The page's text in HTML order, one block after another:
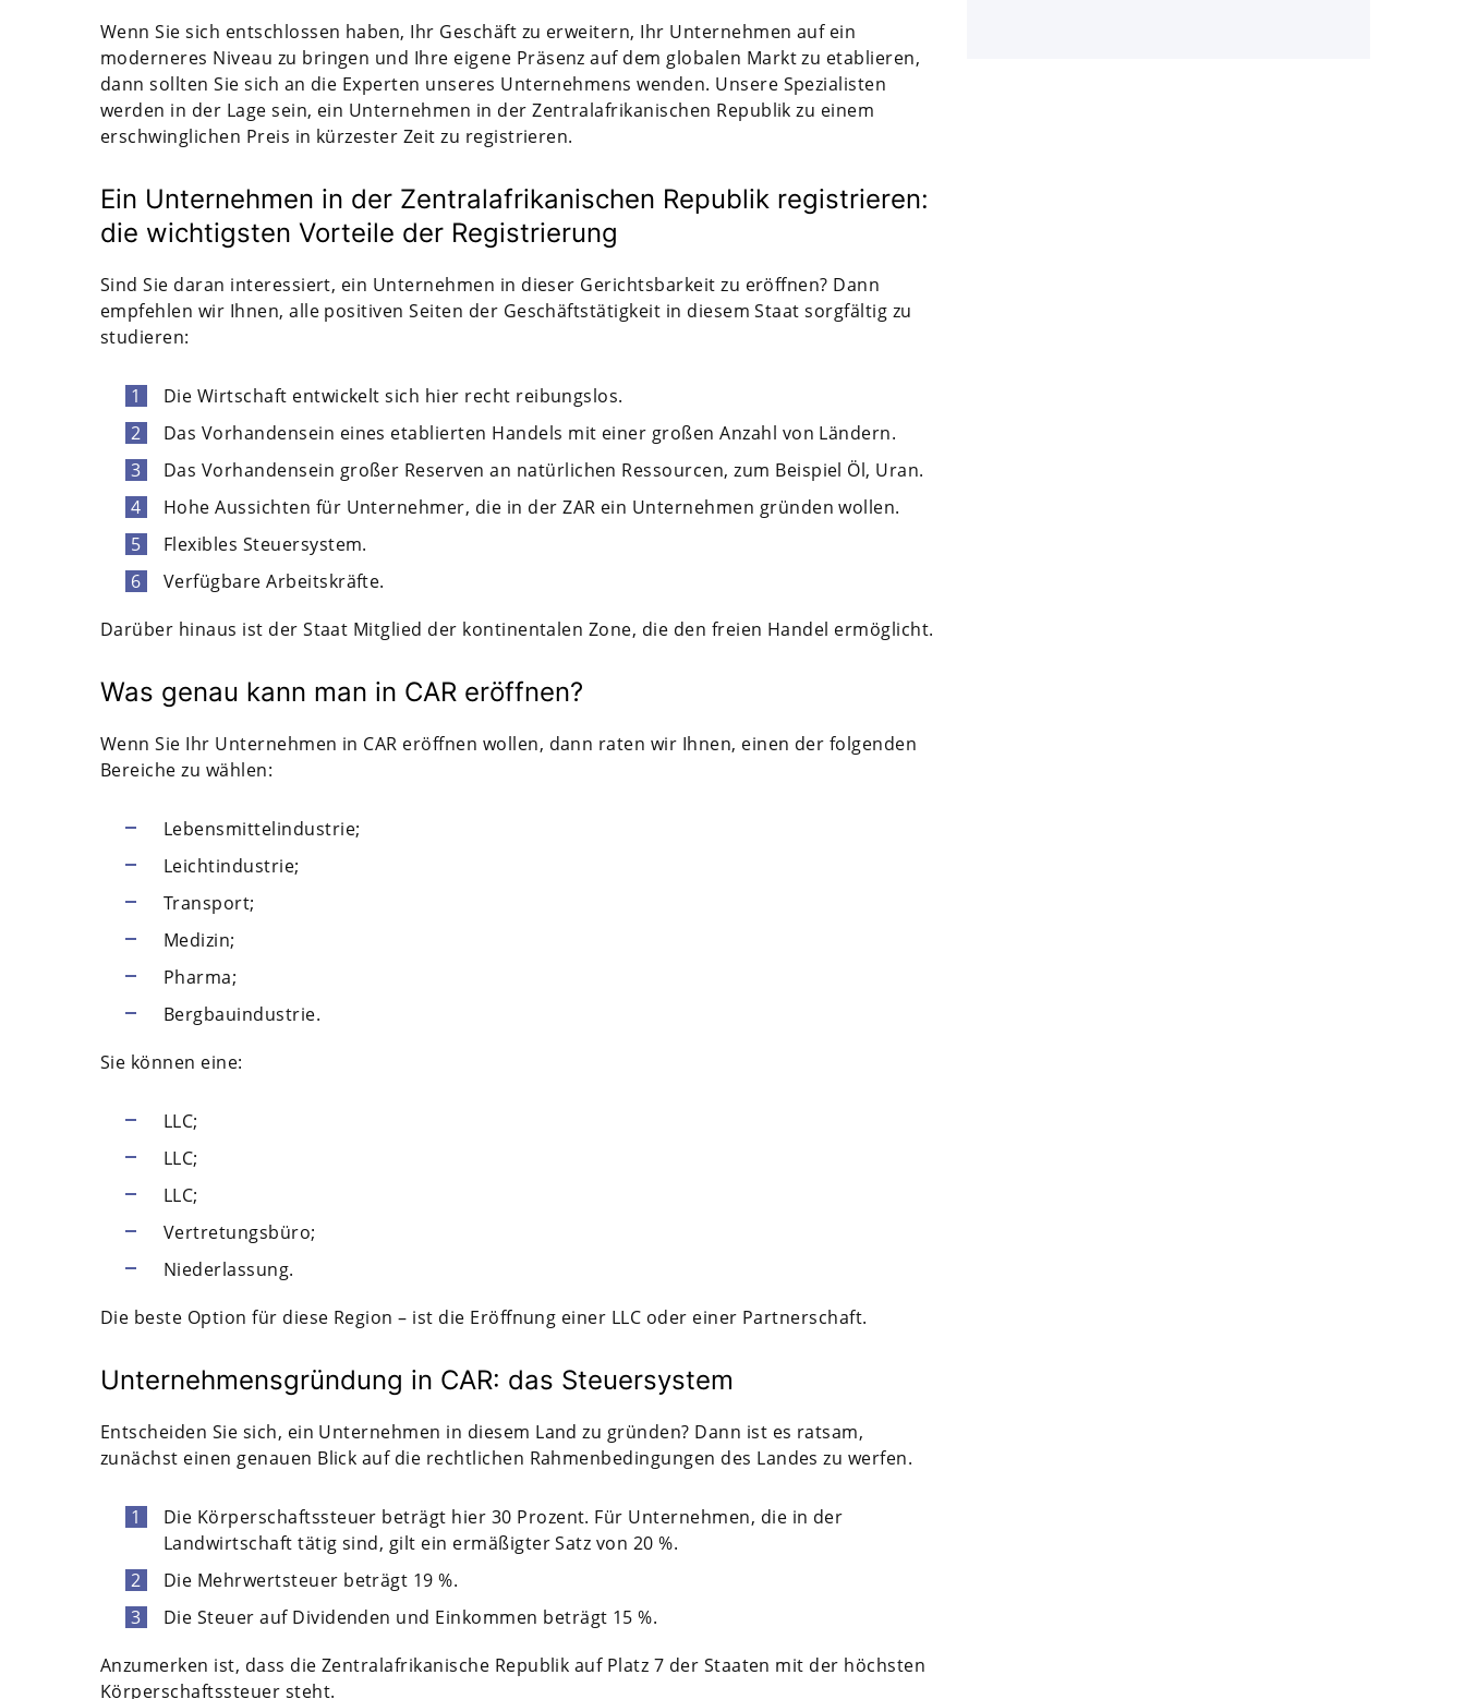
Wenn Sie sich entschlossen haben, Ihr Geschäft zu erweitern, Ihr Unternehmen auf ein
moderneres Niveau zu bringen und Ihre eigene Präsenz auf dem globalen Markt zu etablieren,
dann sollten Sie sich an die Experten unseres Unternehmens wenden. Unsere Spezialisten
werden in der Lage sein, ein Unternehmen in der Zentralafrikanischen Republik zu einem
erschwinglichen Preis in kürzester Zeit zu registrieren.
Ein Unternehmen in der Zentralafrikanischen Republik registrieren:
die wichtigsten Vorteile der Registrierung
Sind Sie daran interessiert, ein Unternehmen in dieser Gerichtsbarkeit zu eröffnen? Dann
empfehlen wir Ihnen, alle positiven Seiten der Geschäftstätigkeit in diesem Staat sorgfältig zu
studieren:
Die Wirtschaft entwickelt sich hier recht reibungslos.
Das Vorhandensein eines etablierten Handels mit einer großen Anzahl von Ländern.
Das Vorhandensein großer Reserven an natürlichen Ressourcen, zum Beispiel Öl, Uran.
Hohe Aussichten für Unternehmer, die in der ZAR ein Unternehmen gründen wollen.
Flexibles Steuersystem.
Verfügbare Arbeitskräfte.
Darüber hinaus ist der Staat Mitglied der kontinentalen Zone, die den freien Handel ermöglicht.
Was genau kann man in CAR eröffnen?
Wenn Sie Ihr Unternehmen in CAR eröffnen wollen, dann raten wir Ihnen, einen der folgenden
Bereiche zu wählen:
Lebensmittelindustrie;
Leichtindustrie;
Transport;
Medizin;
Pharma;
Bergbauindustrie.
Sie können eine:
LLC;
LLC;
LLC;
Vertretungsbüro;
Niederlassung.
Die beste Option für diese Region – ist die Eröffnung einer LLC oder einer Partnerschaft.
Unternehmensgründung in CAR: das Steuersystem
Entscheiden Sie sich, ein Unternehmen in diesem Land zu gründen? Dann ist es ratsam,
zunächst einen genauen Blick auf die rechtlichen Rahmenbedingungen des Landes zu werfen.
Die Körperschaftssteuer beträgt hier 30 Prozent. Für Unternehmen, die in der
Landwirtschaft tätig sind, gilt ein ermäßigter Satz von 20 %.
Die Mehrwertsteuer beträgt 19 %.
Die Steuer auf Dividenden und Einkommen beträgt 15 %.
Anzumerken ist, dass die Zentralafrikanische Republik auf Platz 7 der Staaten mit der höchsten
Körperschaftssteuer steht.